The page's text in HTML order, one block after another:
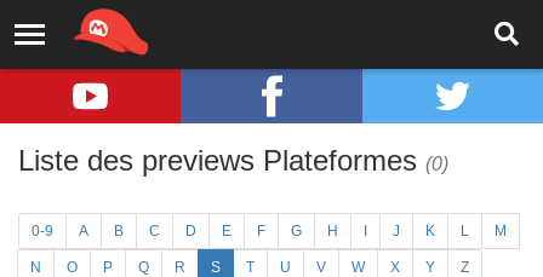
Liste des previews Plateformes (0)
0-9 A B C D E F G H J K L M
N O P Q R S T U V W X Y Z